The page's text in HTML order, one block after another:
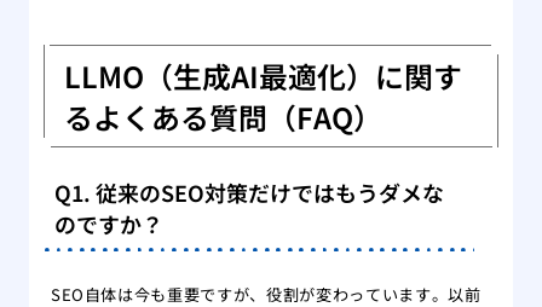
LLMO（生成AI最適化）に関す
るよくある質問（FAQ）
Q1. 従来のSEO対策だけではもうダメな
のですか？
SEO自体は今も重要ですが、役割が変わっています。以前